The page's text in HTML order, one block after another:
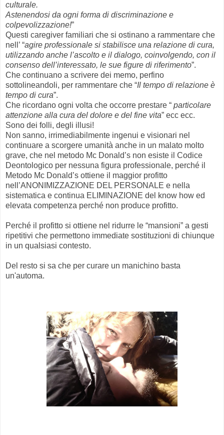
culturale.
Astenendosi da ogni forma di discriminazione e
colpevolizzazione!”
Questi caregiver familiari che si ostinano a rammentare che
nell’ “agire professionale si stabilisce una relazione di cura,
utilizzando anche l’ascolto e il dialogo, coinvolgendo, con il
consenso dell’interessato, le sue figure di riferimento”.
Che continuano a scrivere dei memo, perfino
sottolineandoli, per rammentare che “Il tempo di relazione è
tempo di cura”.
Che ricordano ogni volta che occorre prestare “ particolare
attenzione alla cura del dolore e del fine vita” ecc ecc.
Sono dei folli, degli illusi!
Non sanno, irrimediabilmente ingenui e visionari nel
continuare a scorgere umanità anche in un malato molto
grave, che nel metodo Mc Donald’s non esiste il Codice
Deontologico per nessuna figura professionale, perché il
Metodo Mc Donald’s ottiene il maggior profitto
nell’ANONIMIZZAZIONE DEL PERSONALE e nella
sistematica e continua ELIMINAZIONE del know how ed
elevata competenza perché non produce profitto.
Perché il profitto si ottiene nel ridurre le “mansioni” a gesti
ripetitivi che permettono immediate sostituzioni di chiunque
in un qualsiasi contesto.
Del resto si sa che per curare un manichino basta
un'automa.